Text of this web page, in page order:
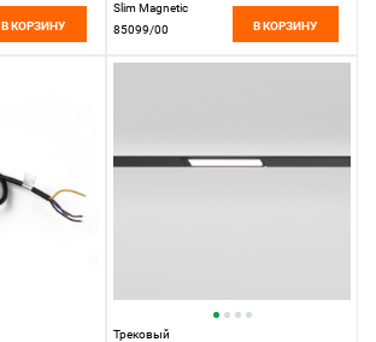
В КОРЗИНУ
Slim Magnetic
85099/00
В КОРЗИНУ
Трековый